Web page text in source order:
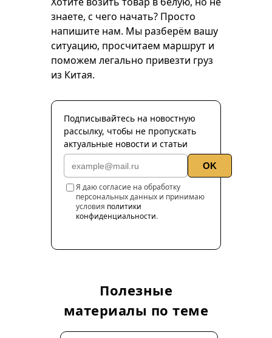
знаете, с чего начать? Просто
напишите нам. Мы разберём вашу
ситуацию, просчитаем маршрут и
поможем легально привезти груз
из Китая.
Подписывайтесь на новостную
рассылку, чтобы не пропускать
актуальные новости и статьи
OK
Я даю согласие на обработку
персональных данных и принимаю
условия политики
конфиденциальности.
Полезные
материалы по теме